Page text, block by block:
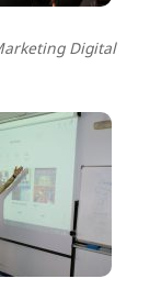
Digital